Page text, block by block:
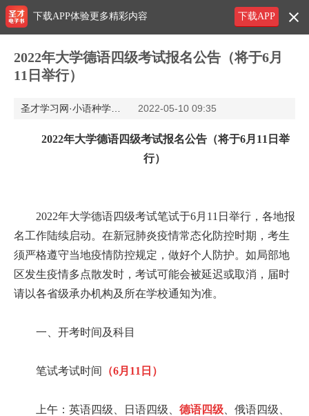
2022年大学德语四级考试报名公告（将于6月
11日举行）
2022-05-10 09:35
2022年大学德语四级考试报名公告（将于6月11日举
行）
2022年大学德语四级考试笔试于6月11日举行，各地报
名工作陆续启动。在新冠肺炎疫情常态化防控时期，考生
须严格遵守当地疫情防控规定，做好个人防护。如局部地
区发生疫情多点散发时，考试可能会被延迟或取消，届时
请以各省级承办机构及所在学校通知为准。
一、开考时间及科目
笔试考试时间 （6月11日）
上午：英语四级、日语四级、 德语四级 、俄语四级、
下载APP
下载APP体验更多精彩内容